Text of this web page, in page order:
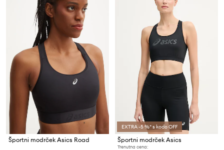
Športni modrček Asics Road
EXTRA -5 %* s kodo OFF
Športni modrček Asics
Trenutna cena: